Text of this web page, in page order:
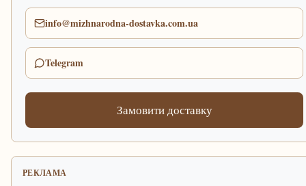
info@mizhnarodna-dostavka.com.ua
Telegram
Замовити доставку
РЕКЛАМА